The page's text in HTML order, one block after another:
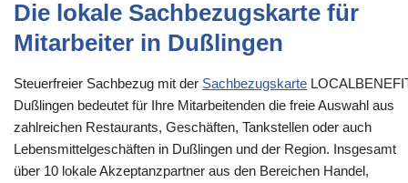
Die lokale Sachbezugskarte für
Mitarbeiter in Dußlingen
Steuerfreier Sachbezug mit der Sachbezugskarte
Dußlingen bedeutet für Ihre Mitarbeitenden die freie Auswahl aus
zahlreichen Restaurants, Geschäften, Tankstellen oder auch
Lebensmittelgeschäften in Dußlingen und der Region. Insgesamt
über 10 lokale Akzeptanzpartner aus den Bereichen Handel,